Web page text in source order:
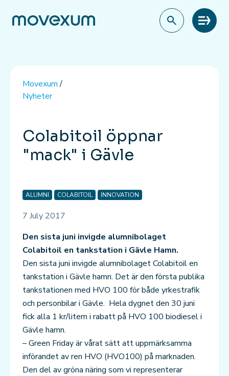
Meny
Movexum/
Nyheter
Colabitoil öppnar
"mack" i Gävle
ALUMNI COLABITOIL INNOVATION
7 July 2017
Den sista juni invigde alumnibolaget
Colabitoil en tankstation i Gävle Hamn.
Den sista juni invigde alumnibolaget Colabitoil en
tankstation i Gävle hamn. Det är den första publika
tankstationen med HVO 100 för både yrkestrafik
och personbilar i Gävle. Hela dygnet den 30 juni
fick alla 1 kr/litern i rabatt på HVO 100 biodiesel i
Gävle hamn.
– Green Friday är vårat sätt att uppmärksamma
införandet av ren HVO (HVO100) på marknaden.
Den del av gröna näring som vi representerar